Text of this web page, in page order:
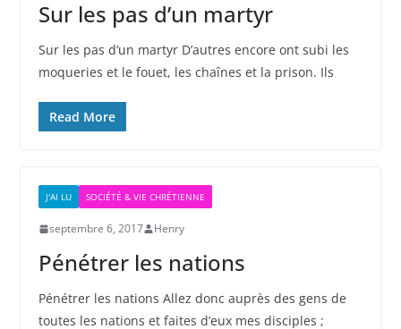
Sur les pas d’un martyr
Sur les pas d’un martyr D’autres encore ont subi les
moqueries et le fouet, les chaînes et la prison. Ils
Read More
J'AI LU SOCIÉTÉ & VIE CHRÉTIENNE
septembre 6, 2017 Henry
Pénétrer les nations
Pénétrer les nations Allez donc auprès des gens de
toutes les nations et faites d’eux mes disciples ;